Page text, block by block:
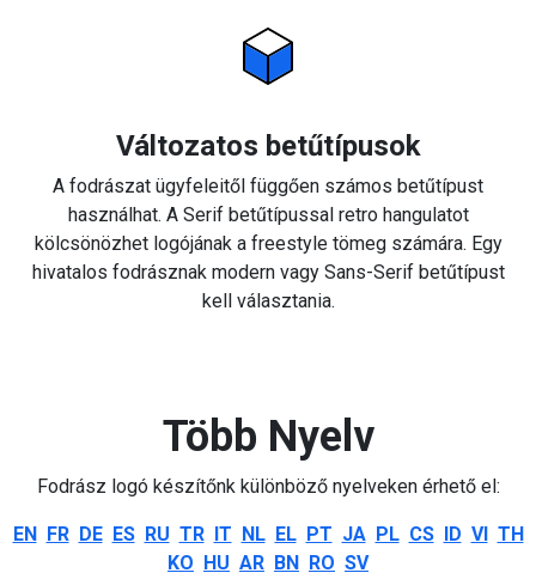
Változatos betűtípusok
A fodrászat ügyfeleitől függően számos betűtípust
használhat. A Serif betűtípussal retro hangulatot
kölcsönözhet logójának a freestyle tömeg számára. Egy
hivatalos fodrásznak modern vagy Sans-Serif betűtípust
kell választania.
Több Nyelv
Fodrász logó készítőnk különböző nyelveken érhető el:
EN FR DE ES RU TR IT NL EL PT JA PL CS ID VI TH
KO HU AR BN RO SV